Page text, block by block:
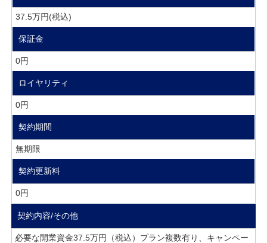
37.5万円(税込)
保証金
0円
ロイヤリティ
0円
契約期間
無期限
契約更新料
0円
契約内容/その他
必要な開業資金37.5万円（税込）プラン複数有り、キャンペー